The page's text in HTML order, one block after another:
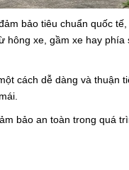
bảo tiêu chuẩn quốc
xe, gầm xe hay phía
cách dễ dàng và thuận
bảo an toàn trong quá